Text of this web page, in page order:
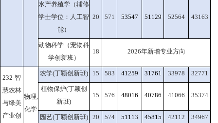
水产养殖学（辅修
学士学位：人工智
能）
20 571 53547 51129 52564 43163
动物科学（宠物科
学创新班）
18 2026年新增专业方向
232-智
慧农林
与绿美
产业创
物理,
化学
农学(丁颖创新班) 15 583 41259 31761 33978 32771
植物保护(丁颖创
新班)
15 576 48016 40786 41066 35374
园艺(丁颖创新班) 20 574 51113 45815 42112 34967